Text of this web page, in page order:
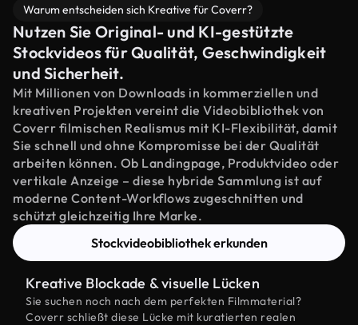
Warum entscheiden sich Kreative für Coverr?
Nutzen Sie Original- und KI-gestützte
Stockvideos für Qualität, Geschwindigkeit
und Sicherheit.
Mit Millionen von Downloads in kommerziellen und
kreativen Projekten vereint die Videobibliothek von
Coverr filmischen Realismus mit KI-Flexibilität, damit
Sie schnell und ohne Kompromisse bei der Qualität
arbeiten können. Ob Landingpage, Produktvideo oder
vertikale Anzeige – diese hybride Sammlung ist auf
moderne Content-Workflows zugeschnitten und
schützt gleichzeitig Ihre Marke.
Stockvideobibliothek erkunden
Kreative Blockade & visuelle Lücken
Sie suchen noch nach dem perfekten Filmmaterial?
Coverr schließt diese Lücke mit kuratierten realen